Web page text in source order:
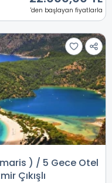
'den başlayan fiyatlarla
) / 5 Gece Otel
Çıkışlı